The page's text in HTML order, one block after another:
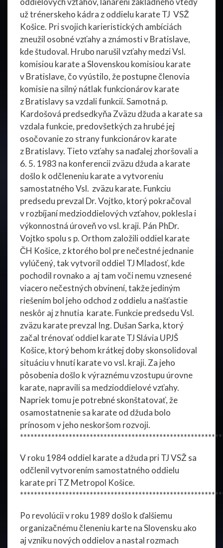
už trénerskeho kádra z oddielu karate TJ VSŽ
Košice. Pri svojich karieristických ambíciách
zneužil osobné vzťahy a známosti v Bratislave,
kde študoval. Hrubo narušil vzťahy medzi Vsl.
komisiou karate a Slovenskou komisiou karate
v Bratislave, čo vyústilo, že postupne členovia
komisie na silný nátlak funkcionárov karate
z Bratislavy sa vzdali funkcií. Samotná p.
Kardošová predsedkyňa Zväzu džuda a karate sa
vzdala funkcie, predovšetkých za hrubé jej
osočovanie zo strany funkcionárov karate
z Bratislavy. Tieto vzťahy sa naďalej zhoršovali a
6. 5. 1983 na konferencii zväzu džuda a karate
došlo k odčleneniu karate a vytvoreniu
samostatného Vsl. zväzu karate. Funkciu
predsedu prevzal Dr. Vojtko, ktorý pokračoval
v rozbíjaní medzioddielových vzťahov, poklesla i
výkonnostná úroveň vo vsl. kraji. Pán PhDr.
Vojtko spolu s p. Orthom založili oddiel karate
ČH Košice, z ktorého bol pre nečestné jednanie
vylúčený, tak vytvoril oddiel TJ Mladosť, kde
pochodil rovnako a aj tam voči nemu vznesené
viacero nečestných obvinení, takže jediným
riešením bol jeho odchod z oddielu a našťastie
neskôr aj z hnutia karate. Funkcie predsedu Vsl.
zväzu karate prevzal Ing. Dušan Sarka, ktorý
začal trénovať oddiel karate TJ Slávia UPJŠ
Košice, ktorý behom krátkej doby skonsolidoval
situáciu v hnutí karate vo vsl. kraji. Za jeho
pôsobenia došlo k výraznému vzostupu úrovne
karate, napravili sa medzioddielové vzťahy.
Napriek tomu je potrebné skonštatovať, že
osamostatnenie sa karate od džuda bolo
prínosom v jeho neskoršom rozvoji.
V roku 1984 oddiel karate a džuda pri TJ VSŽ sa
odčlenil vytvorením samostatného oddielu
karate pri TZ Metropol Košice.
Po revolúcii v roku 1989 došlo k ďalšiemu
organizačnému členeniu karte na Slovensku ako
aj vzniku nových oddielov a nastal rozmach